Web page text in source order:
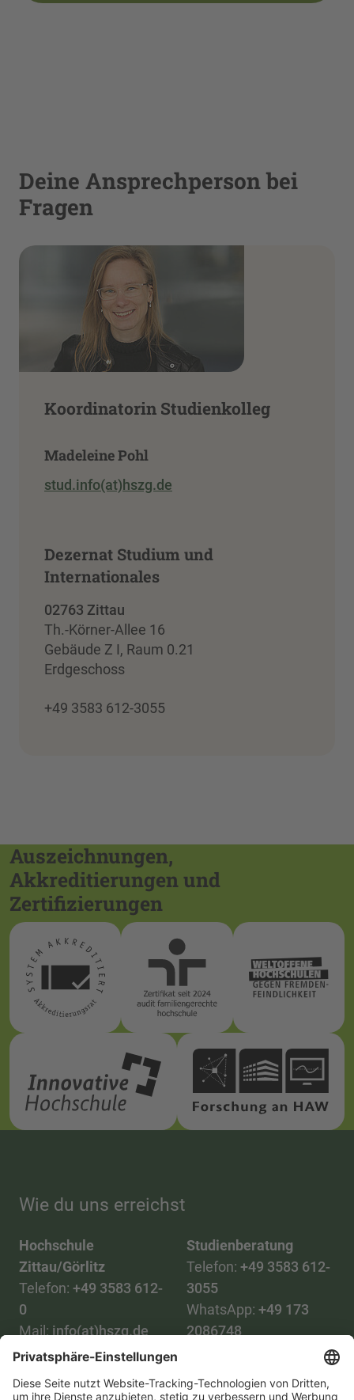
Deine Ansprechperson bei
Fragen
Koordinatorin Studienkolleg
Madeleine Pohl
stud.info(at)hszg.de
Dezernat Studium und
Internationales
02763 Zittau
Th.-Körner-Allee 16
Gebäude Z I, Raum 0.21
Erdgeschoss
+49 3583 612-3055
Auszeichnungen,
Akkreditierungen und
Zertifizierungen
Wie du uns erreichst
Hochschule
Zittau/Görlitz
Telefon: +49 3583 612-
0
Mail:info(at)hszg.de
Studienberatung
Telefon: +49 3583 612-
3055
WhatsApp: +49 173
2086748